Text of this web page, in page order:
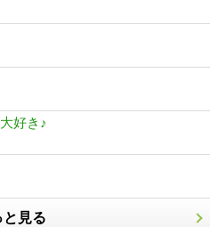
好き♪
と見る